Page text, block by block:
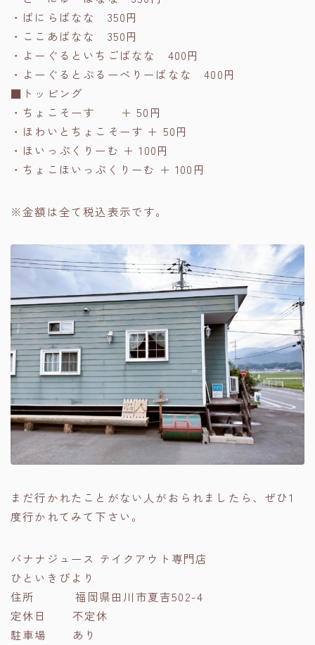
・ばにらばなな 350円
・ここあばなな 350円
・よーぐるといちごばなな 400円
・よーぐるとぶるーべりーばなな 400円
■トッピング
・ちょこそーす ＋ 50円
・ほわいとちょこそーす ＋ 50円
・ほいっぷくりーむ ＋ 100円
・ちょこほいっぷくりーむ ＋ 100円
※金額は全て税込表示です。
まだ行かれたことがない人がおられましたら、ぜひ1
度行かれてみて下さい。
バナナジュース テイクアウト専門店
ひといきびより
住所 福岡県田川市夏吉502-4
定休日 不定休
駐車場 あり